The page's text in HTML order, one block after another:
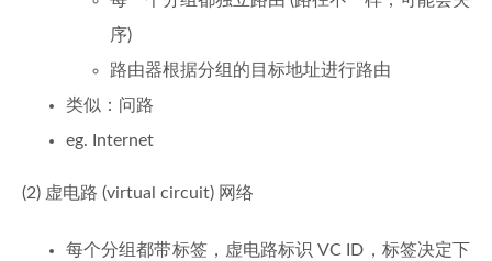
序)
路由器根据分组的目标地址进行路由
类似：问路
eg. Internet
(2) 虚电路 (virtual circuit) 网络
每个分组都带标签，虚电路标识 VC ID，标签决定下